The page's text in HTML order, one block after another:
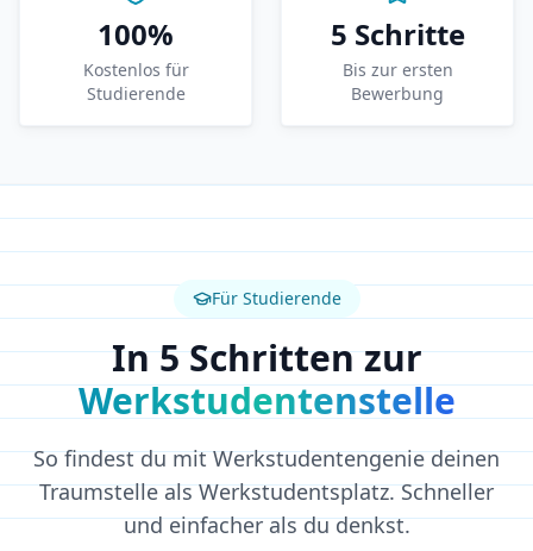
100%
Kostenlos für
Studierende
5 Schritte
Bis zur ersten
Bewerbung
Für Studierende
In 5 Schritten zur
Werkstudentenstelle
So findest du mit Werkstudentengenie deinen
Traumstelle als Werkstudentsplatz. Schneller
und einfacher als du denkst.